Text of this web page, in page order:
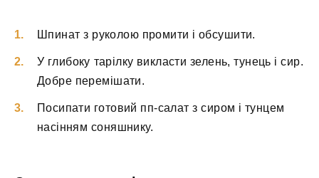
Шпинат з руколою промити і обсушити.
У глибоку тарілку викласти зелень, тунець і сир.
Добре перемішати.
Посипати готовий пп-салат з сиром і тунцем
насінням соняшнику.